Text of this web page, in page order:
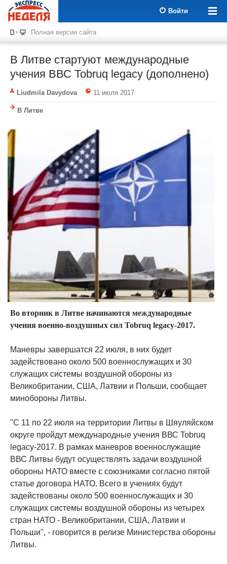
Войти
Полная версия сайта
В Литве стартуют международные
учения ВВС Tobruq legacy (дополнено)
Liudmila Davydova 11 июля 2017
В Литве
Во вторник в Литве начинаются международные
учения военно-воздушных сил Tobruq legacy-2017.
Маневры завершатся 22 июля, в них будет
задействовано около 500 военнослужащих и 30
служащих системы воздушной обороны из
Великобритании, США, Латвии и Польши, сообщает
минобороны Литвы.
"С 11 по 22 июля на территории Литвы в Шяуляйском
округе пройдут международные учения ВВС Tobruq
legacy-2017. В рамках маневров военнослужащие
ВВС Литвы будут осуществлять задачи воздушной
обороны НАТО вместе с союзниками согласно пятой
статье договора НАТО. Всего в учениях будут
задействованы около 500 военнослужащих и 30
служащих системы воздушной обороны из четырех
стран НАТО - Великобритании, США, Латвии и
Польши", - говорится в релизе Министерства обороны
Литвы.